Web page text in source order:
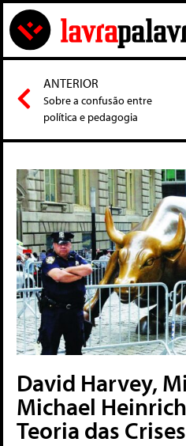
ANTERIOR
Sobre a confusão entre
política e pedagogia
David Harvey,
Michael
Teoria das Crises